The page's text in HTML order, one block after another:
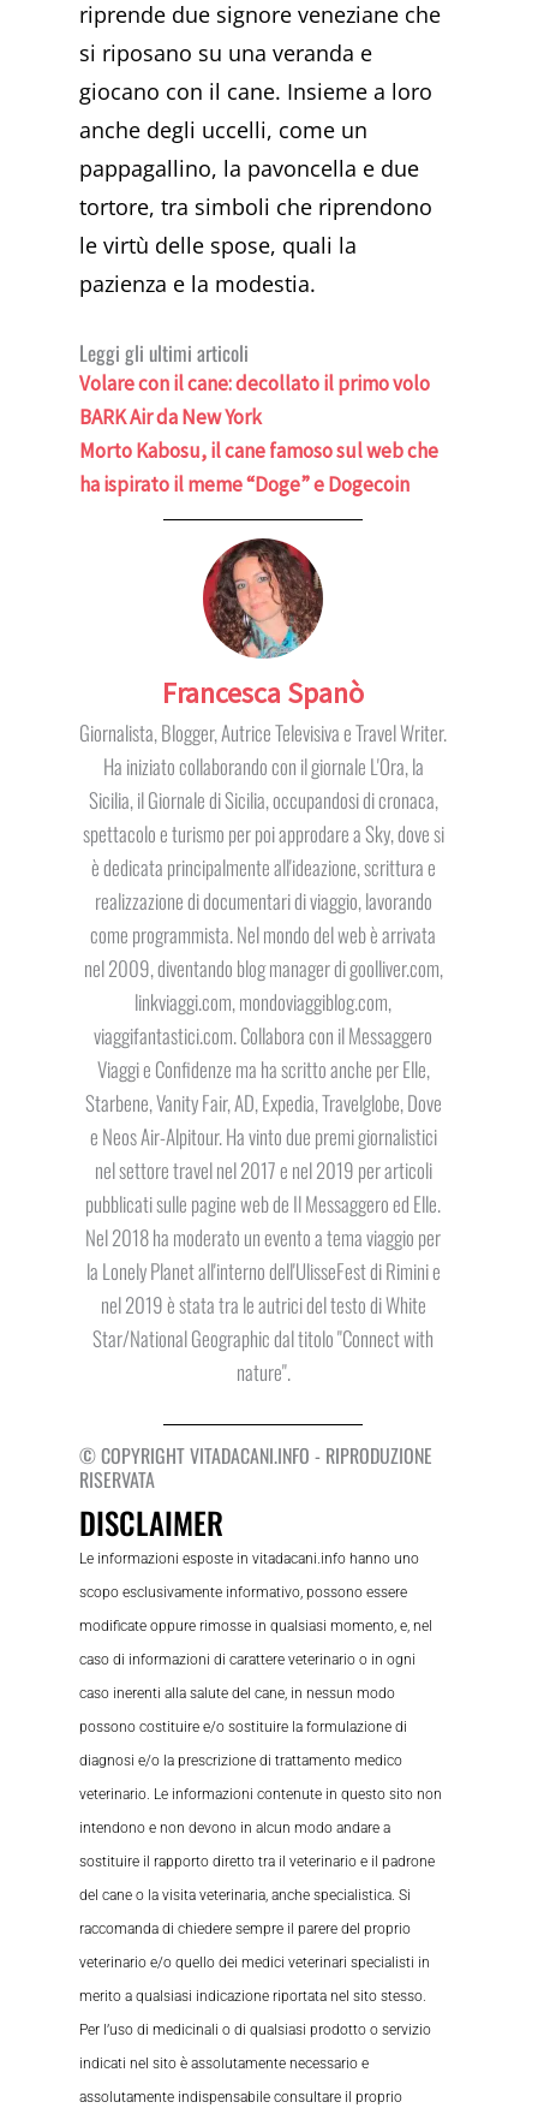
riprende due signore veneziane che
si riposano su una veranda e
giocano con il cane. Insieme a loro
anche degli uccelli, come un
pappagallino, la pavoncella e due
tortore, tra simboli che riprendono
le virtù delle spose, quali la
pazienza e la modestia.
Leggi gli ultimi articoli
Volare con il cane: decollato il primo volo
BARK Air da New York
Morto Kabosu, il cane famoso sul web che
ha ispirato il meme “Doge” e Dogecoin
Francesca Spanò
Giornalista, Blogger, Autrice Televisiva e Travel Writer.
Ha iniziato collaborando con il giornale L'Ora, la
Sicilia, il Giornale di Sicilia, occupandosi di cronaca,
spettacolo e turismo per poi approdare a Sky, dove si
è dedicata principalmente all'ideazione, scrittura e
realizzazione di documentari di viaggio, lavorando
come programmista. Nel mondo del web è arrivata
nel 2009, diventando blog manager di goolliver.com,
linkviaggi.com, mondoviaggiblog.com,
viaggifantastici.com. Collabora con il Messaggero
Viaggi e Confidenze ma ha scritto anche per Elle,
Starbene, Vanity Fair, AD, Expedia, Travelglobe, Dove
e Neos Air-Alpitour. Ha vinto due premi giornalistici
nel settore travel nel 2017 e nel 2019 per articoli
pubblicati sulle pagine web de Il Messaggero ed Elle.
Nel 2018 ha moderato un evento a tema viaggio per
la Lonely Planet all'interno dell'UlisseFest di Rimini e
nel 2019 è stata tra le autrici del testo di White
Star/National Geographic dal titolo "Connect with
nature".
© COPYRIGHT VITADACANI.INFO - RIPRODUZIONE
RISERVATA
DISCLAIMER
Le informazioni esposte in vitadacani.info hanno uno
scopo esclusivamente informativo, possono essere
modificate oppure rimosse in qualsiasi momento, e, nel
caso di informazioni di carattere veterinario o in ogni
caso inerenti alla salute del cane, in nessun modo
possono costituire e/o sostituire la formulazione di
diagnosi e/o la prescrizione di trattamento medico
veterinario. Le informazioni contenute in questo sito non
intendono e non devono in alcun modo andare a
sostituire il rapporto diretto tra il veterinario e il padrone
del cane o la visita veterinaria, anche specialistica. Si
raccomanda di chiedere sempre il parere del proprio
veterinario e/o quello dei medici veterinari specialisti in
merito a qualsiasi indicazione riportata nel sito stesso.
Per l’uso di medicinali o di qualsiasi prodotto o servizio
indicati nel sito è assolutamente necessario e
assolutamente indispensabile consultare il proprio